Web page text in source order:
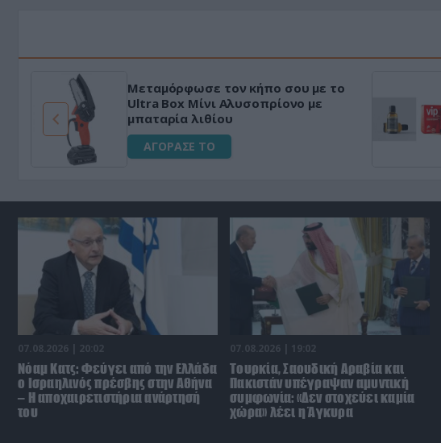
Μεταμόρφωσε τον κήπο σου με το
Ultra Box Μίνι Αλυσοπρίονο με
μπαταρία λιθίου
ΑΓΟΡΑΣΕ ΤΟ
07.08.2026 | 20:02
Νόαμ Κατς: Φεύγει από την Ελλάδα
ο Ισραηλινός πρέσβης στην Αθήνα
– Η αποχαιρετιστήρια ανάρτησή
του
07.08.2026 | 19:02
Τουρκία, Σαουδική Αραβία και
Πακιστάν υπέγραψαν αμυντική
συμφωνία: «Δεν στοχεύει καμία
χώρα» λέει η Άγκυρα